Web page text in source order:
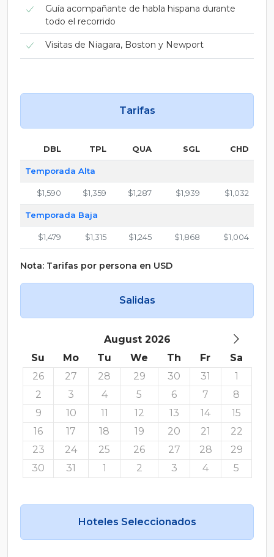
Guía acompañante de habla hispana durante
todo el recorrido
Visitas de Niagara, Boston y Newport
Tarifas
DBL TPL QUA SGL CHD
Temporada Alta
$1,590 $1,359 $1,287 $1,939 $1,032
Temporada Baja
$1,479 $1,315 $1,245 $1,868 $1,004
Nota: Tarifas por persona en USD
Salidas
August 2026
Su
Mo Tu We Th Fr
Sa
26
27 28 29 30 31
1
2
3 4 5 6 7
8
9
10 11 12 13 14
15
16
17 18 19 20 21
22
23
24 25 26 27 28
29
30
31 1 2 3 4 5
Hoteles Seleccionados